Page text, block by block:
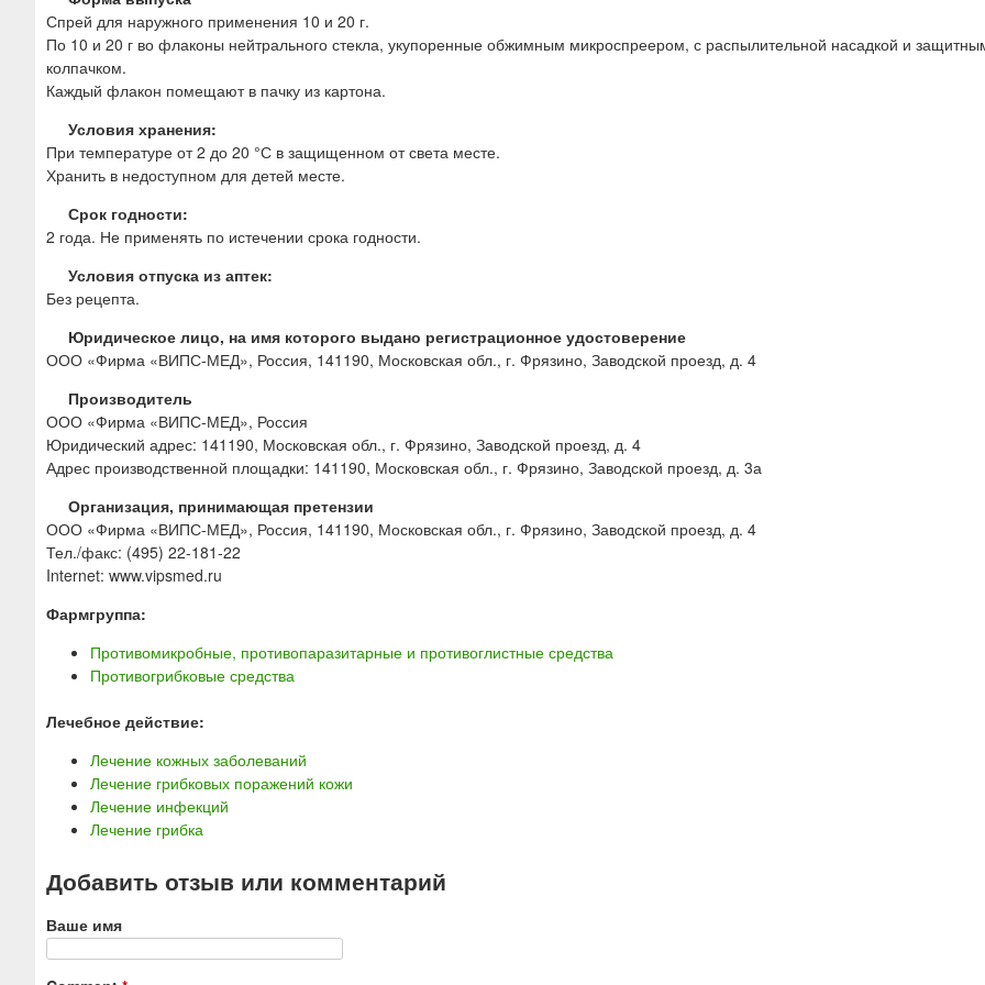
Спрей для наружного применения 10 и 20 г.
По 10 и 20 г во флаконы нейтрального стекла, укупоренные обжимным микроспреером, с распылительной насадкой и
колпачком.
Каждый флакон помещают в пачку из картона.
Условия хранения:
При температуре от 2 до 20 °С в защищенном от света месте.
Хранить в недоступном для детей месте.
Срок годности:
2 года. Не применять по истечении срока годности.
Условия отпуска из аптек:
Без рецепта.
Юридическое лицо, на имя которого выдано регистрационное удостоверение
ООО «Фирма «ВИПС-МЕД», Россия, 141190, Московская обл., г. Фрязино, Заводской проезд, д. 4
Производитель
ООО «Фирма «ВИПС-МЕД», Россия
Юридический адрес: 141190, Московская обл., г. Фрязино, Заводской проезд, д. 4
Адрес производственной площадки: 141190, Московская обл., г. Фрязино, Заводской проезд, д. 3а
Организация, принимающая претензии
ООО «Фирма «ВИПС-МЕД», Россия, 141190, Московская обл., г. Фрязино, Заводской проезд, д. 4
Тел./факс: (495) 22-181-22
Internet: www.vipsmed.ru
Фармгруппа:
Противомикробные, противопаразитарные и противоглистные средства
Противогрибковые средства
Лечебное действие:
Лечение кожных заболеваний
Лечение грибковых поражений кожи
Лечение инфекций
Лечение грибка
Добавить отзыв или комментарий
Ваше имя